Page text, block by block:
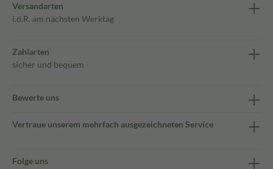
Versandarten
i.d.R. am nächsten Werktag
Zahlarten
sicher und bequem
Bewerte uns
Vertraue unserem mehrfach ausgezeichneten Service
Folge uns